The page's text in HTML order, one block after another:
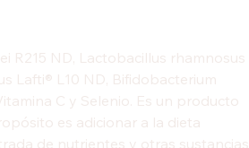
R215 ND, Lactobacillus rhamnosus
Lafti® L10 ND, Bifidobacterium
C y Selenio. Es un producto
es adicionar a la dieta
de nutrientes y otras sustancias